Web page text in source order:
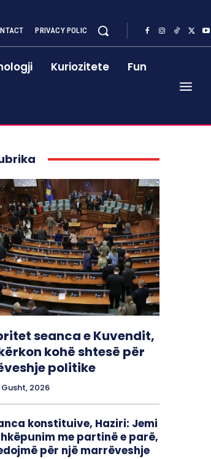
PRIVACY POLIC
Kuriozitete Fun
seanca e Kuvendit,
kohë shtesë për
politike
Gusht, 2026
konstituive, ​Haziri: Jemi
me partinë e parë,
për një marrëveshje